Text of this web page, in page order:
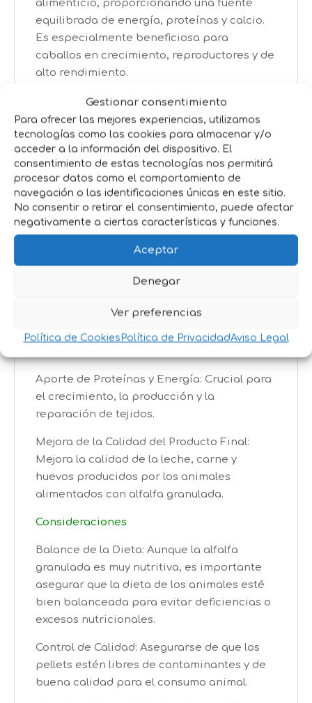
Gestionar consentimiento
Para ofrecer las mejores experiencias, utilizamos
tecnologías como las cookies para almacenar y/o
acceder a la información del dispositivo. El
consentimiento de estas tecnologías nos permitirá
procesar datos como el comportamiento de
navegación o las identificaciones únicas en este sitio.
No consentir o retirar el consentimiento, puede afectar
negativamente a ciertas características y funciones.
Aceptar
Denegar
Ver preferencias
Política de Cookies Política de PrivacidadAviso Legal
alimenticio, proporcionando una fuente
equilibrada de energía, proteínas y calcio.
Es especialmente beneficiosa para
caballos en crecimiento, reproductores y de
alto rendimiento.
4. Porcinos
Cerdos: Aunque no es un alimento principal,
la alfalfa granulada puede ser añadida a la
dieta para mejorar la calidad de la carne y
proporcionar fibra y nutrientes adicionales.
Beneficios Generales
Alta Digestibilidad: La alfalfa granulada es
altamente digestible, lo que maximiza la
amplia gama de vitaminas y minerales que
ayudan a mantener la salud y el bienestar
Aporte de Proteínas y Energía: Crucial para
el crecimiento, la producción y la
reparación de tejidos.
Mejora de la Calidad del Producto Final:
Mejora la calidad de la leche, carne y
huevos producidos por los animales
alimentados con alfalfa granulada.
Consideraciones
Balance de la Dieta: Aunque la alfalfa
granulada es muy nutritiva, es importante
asegurar que la dieta de los animales esté
bien balanceada para evitar deficiencias o
excesos nutricionales.
Control de Calidad: Asegurarse de que los
pellets estén libres de contaminantes y de
buena calidad para el consumo animal.